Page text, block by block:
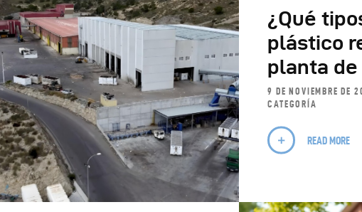
¿Qué
plástico
planta de
9 DE NOVIEMBRE DE
CATEGORÍA
READ MORE